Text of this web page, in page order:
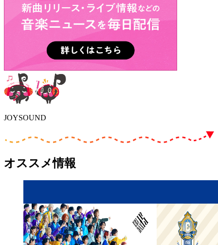
JOYSOUND
オススメ情報